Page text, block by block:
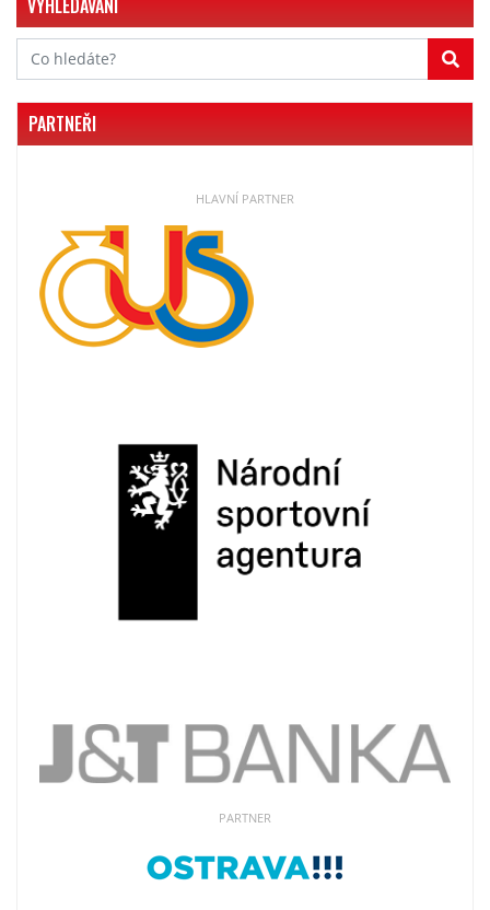
PARTNEŘI
HLAVNÍ PARTNER
PARTNER